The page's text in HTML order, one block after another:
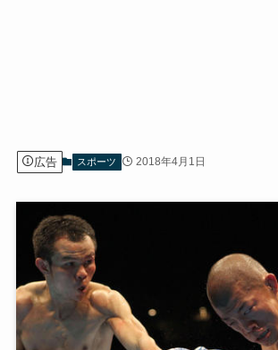
広告 スポーツ 2018年4月1日